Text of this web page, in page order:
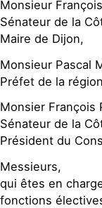
Monsieur
Sénateur de la
Maire de Dijon,
Monsieur Pascal
Préfet de la
Monsier François
Sénateur de la
Président du
Messieurs,
qui êtes en
fonctions